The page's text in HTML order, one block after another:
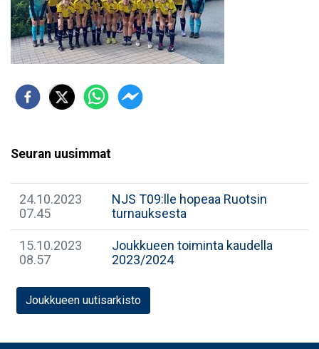
Seuran uusimmat
24.10.2023
07.45
NJS T09:lle hopeaa Ruotsin
turnauksesta
15.10.2023
08.57
Joukkueen toiminta kaudella
2023/2024
Joukkueen uutisarkisto